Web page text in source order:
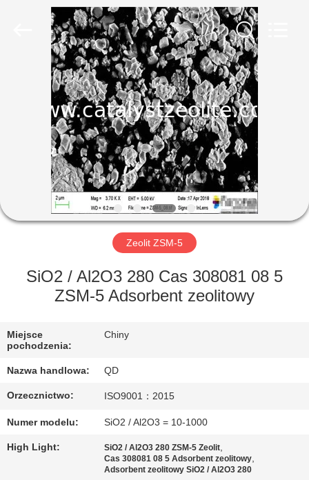
PRODUKTY
WYCIECZKA
FABRYCE
JAKOŚCI
SKONTAKTUJ
SIĘ
Z
NAMI
Zeolit ​​ZSM-5
SiO2 / Al2O3 280 Cas 308081 08 5
ZSM-5 Adsorbent zeolitowy
Miejsce
pochodzenia:
Chiny
Nazwa handlowa: QD
Orzecznictwo: ISO9001：2015
Numer modelu: SiO2 / Al2O3 = 10-1000
High Light: SiO2 / Al2O3 280 ZSM-5 Zeolit,
Cas 308081 08 5 Adsorbent zeolitowy,
Adsorbent zeolitowy SiO2 / Al2O3 280